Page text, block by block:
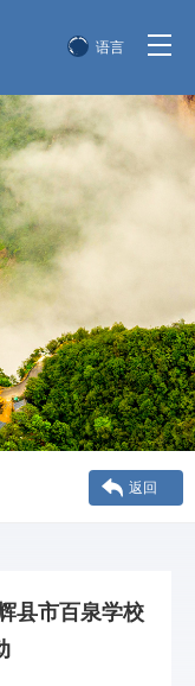
语言
English
한국어
日本語
返回
县市百泉学校